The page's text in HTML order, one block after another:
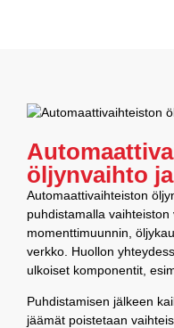
öljynvaihto
Automaattivaihteiston
puhdistamalla vaihteiston
momenttimuunnin,
verkko. Huollon
ulkoiset komponentit,
Puhdistamisen jälkeen
jäämät poistetaan